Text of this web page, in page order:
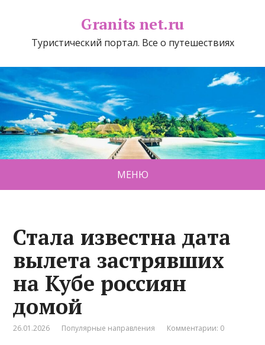
Granits net.ru
Туристический портал. Все о путешествиях
МЕНЮ
Стала известна дата
вылета застрявших
на Кубе россиян
домой
26.01.2026 Популярные направления Комментарии: 0